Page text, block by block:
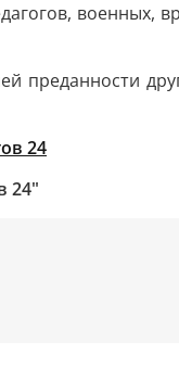
военных,
преданности
24
24"